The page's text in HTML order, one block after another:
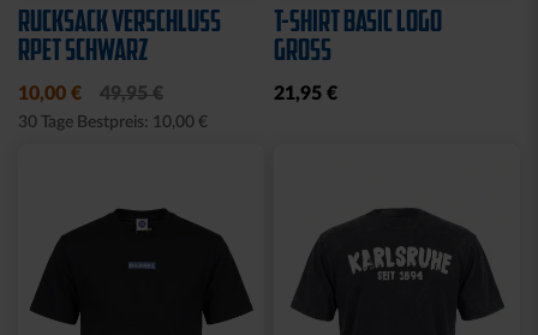
RUCKSACK VERSCHLUSS
RPET SCHWARZ
10,00 € 49,95 €
30 Tage Bestpreis: 10,00 €
T-SHIRT BASIC LOGO
GROSS
21,95 €